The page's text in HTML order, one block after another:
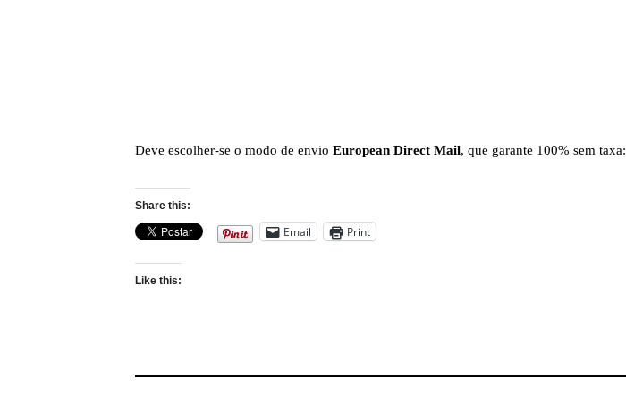
Deve escolher-se o modo de envio European Direct Mail, que garante 100% sem taxa:
Share this:
Email Print
Like this: